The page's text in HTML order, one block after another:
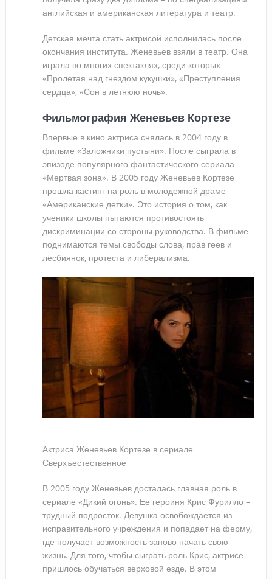
английская и американская литература и театр.
Детская мечта стать актрисой исполнилась после
окончания института. Женевьев взяли в театр. Она
играла во многих спектаклях, среди которых
«Пролетая над гнездом кукушки», «Преступления
сердца», «Сон в летнюю ночь».
Фильмография Женевьев Кортезе
Впервые в кино актриса снялась в 2004 году в
фильме «Заложники пустыни». После сыграла в
эпизоде популярного фантастического сериала
«Мертвая зона». В 2005 году Женевьев Кортезе
прошла кастинг на роль в молодежной драме
«Американские детки». Это история о том, как
ученики школы пытаются противостоять
дискриминации со стороны руководства. В фильме
поднимаются темы свободы слова, прав геев и
лесбиянок, протеста и либерализма.
Актриса Женевьев Кортезе в сериале
Сверхъестественное
В 2005 году Женевьев досталась главная роль в
сериале «Дикий огонь». Ее героиня Крис Фурилло –
трудный подросток. Девушка освобождается из
исправительного учреждения и попадает на ферму,
где получает возможность заново начать свою
жизнь. Для того, чтобы сыграть роль Крис, актрисе
пришлось обучаться верховой езде. В этом